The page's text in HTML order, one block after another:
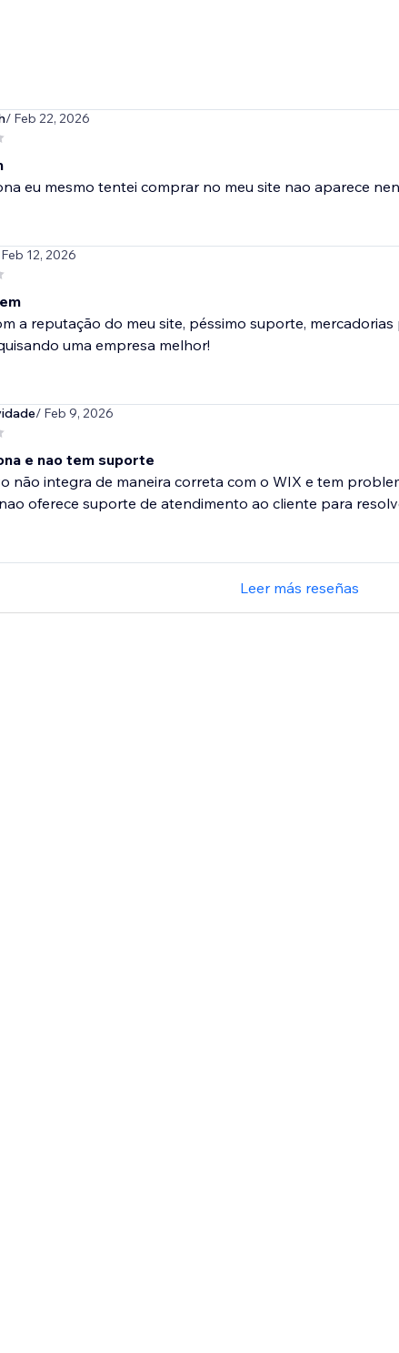
/ Feb 22, 2026
eu mesmo tentei comprar no meu site nao aparece
12, 2026
a reputação do meu site, péssimo suporte,
uma empresa melhor!
/ Feb 9, 2026
e nao tem suporte
não integra de maneira correta com o WIX e tem
oferece suporte de atendimento ao cliente para
Leer más reseñas